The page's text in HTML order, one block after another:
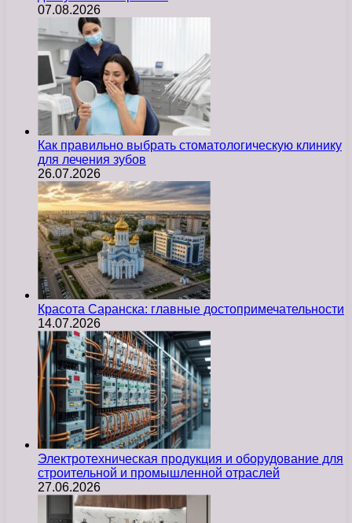
07.08.2026
Как правильно выбрать стоматологическую клинику
для лечения зубов
26.07.2026
Красота Саранска: главные достопримечательности
14.07.2026
Электротехническая продукция и оборудование для
строительной и промышленной отраслей
27.06.2026